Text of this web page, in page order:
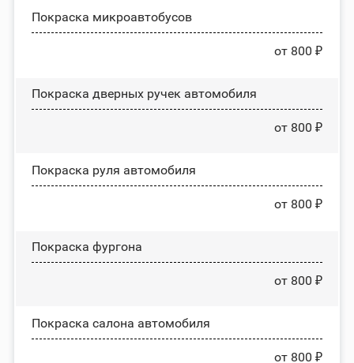
Покраска микроавтобусов
от 800 ₽
Покраска дверных ручек автомобиля
от 800 ₽
Покраска руля автомобиля
от 800 ₽
Покраска фургона
от 800 ₽
Покраска салона автомобиля
от 800 ₽